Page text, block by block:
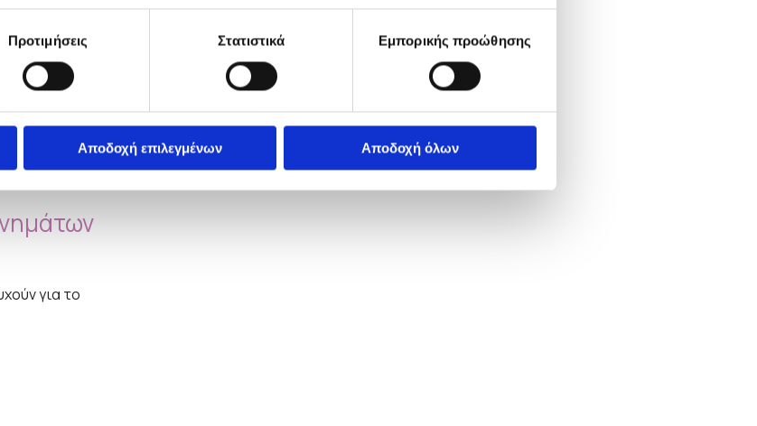
Προτιμήσεις Στατιστικά Εμπορικής προώθησης
Αποδοχή επιλεγμένων Αποδοχή όλων
για το